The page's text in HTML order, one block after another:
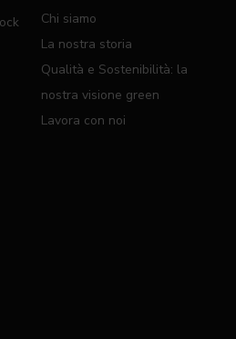
Chi siamo
La nostra storia
Qualità e Sostenibilità: la
nostra visione green
Lavora con noi